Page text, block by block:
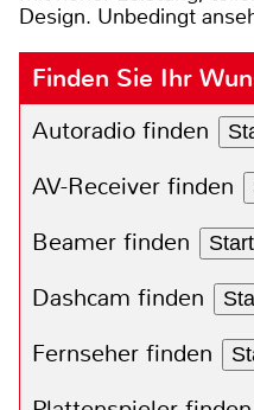
Design. Unbedingt
Finden Sie Ihr
Autoradio finden
AV-Receiver finden
Beamer finden Start
Dashcam finden
Fernseher finden